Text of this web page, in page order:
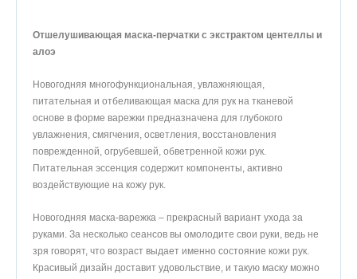
Телефон
Отшелушивающая маска-перчатки с экстрактом центеллы и
алоэ
Новогодняя многофункциональная, увлажняющая,
питательная и отбеливающая маска для рук на тканевой
основе в форме варежки предназначена для глубокого
увлажнения, смягчения, осветления, восстановления
поврежденной, огрубевшей, обветренной кожи рук.
Питательная эссенция содержит компоненты, активно
воздействующие на кожу рук.
Новогодняя маска-варежка – прекрасный вариант ухода за
руками. За несколько сеансов вы омолодите свои руки, ведь не
зря говорят, что возраст выдает именно состояние кожи рук.
Красивый дизайн доставит удовольствие, и такую маску можно